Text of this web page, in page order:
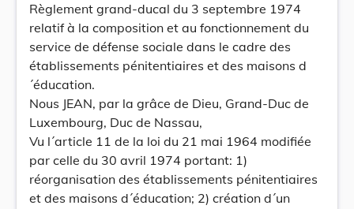
Règlement grand-ducal du 3 septembre 1974
relatif à la composition et au fonctionnement du
service de défense sociale dans le cadre des
établissements pénitentiaires et des maisons d
´éducation.
Nous JEAN, par la grâce de Dieu, Grand-Duc de
Luxembourg, Duc de Nassau,
Vu l´article 11 de la loi du 21 mai 1964 modifiée
par celle du 30 avril 1974 portant: 1)
réorganisation des établissements pénitentiaires
et des maisons d´éducation; 2) création d´un